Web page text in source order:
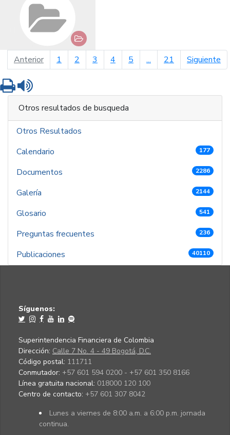
Anteriorpágina anterior
1 2 3 4 5 ... 21 Siguiente
Imprimir
Otros resultados de busqueda
Otros Resultados
Calendario
177
Documentos 2286
Galería 2144
Glosario 541
Preguntas frecuentes 236
Publicaciones 40110
Síguenos:
Superintendencia Financiera de Colombia
Dirección: Calle 7 No. 4 - 49 Bogotá, D.C.
Código postal: 111711
Conmutador: +57 601 594 0200 - +57 601 350 8166
Línea gratuita nacional: 018000 120 100
Centro de contacto: +57 601 307 8042
Lunes a viernes de 8:00 a.m. a 6:00 p.m. jornada
continua.